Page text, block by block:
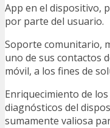
App en el dispositivo,
por parte del usuario.
Soporte comunitario,
uno de sus contactos
móvil, a los fines de
Enriquecimiento de
diagnósticos del
sumamente valiosa